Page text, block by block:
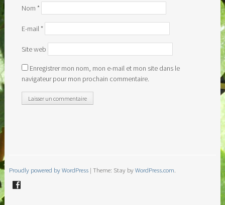
Nom *
E-mail*
Site web
Enregistrer mon nom, mon e-mail et mon site dans le
navigateur pour mon prochain commentaire.
Proudly powered by WordPress | Theme: Stay byWordPress.com